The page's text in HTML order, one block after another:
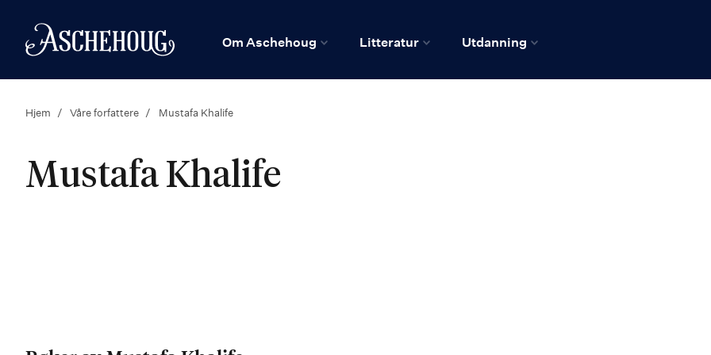
Hjem
Om Aschehoug Litteratur Utdanning
Hjem Våre forfattere Mustafa Khalife
Mustafa Khalife